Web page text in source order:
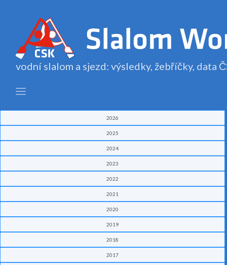
vodní slalom a sjezd: výsledky, žebříčky, data
2026
2025
2024
2023
2022
2021
2020
2019
2018
2017